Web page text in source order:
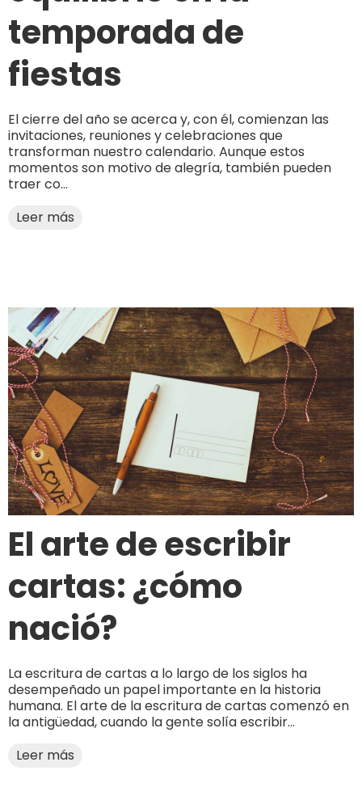
temporada de
fiestas
El cierre del año se acerca y, con él, comienzan las
invitaciones, reuniones y celebraciones que
transforman nuestro calendario. Aunque estos
momentos son motivo de alegría, también pueden
traer co...
Leer más
El arte de escribir
cartas: ¿cómo
nació?
La escritura de cartas a lo largo de los siglos ha
desempeñado un papel importante en la historia
humana. El arte de la escritura de cartas comenzó en
la antigüedad, cuando la gente solía escribir...
Leer más